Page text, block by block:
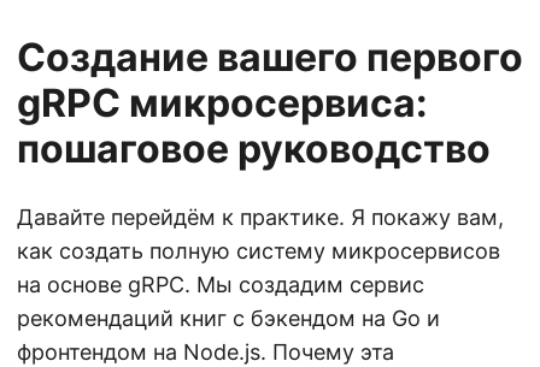
Создание вашего первого
gRPC микросервиса:
пошаговое руководство
Давайте перейдём к практике. Я покажу вам,
как создать полную систему микросервисов
на основе gRPC. Мы создадим сервис
рекомендаций книг с бэкендом на Go и
фронтендом на Node.js. Почему эта